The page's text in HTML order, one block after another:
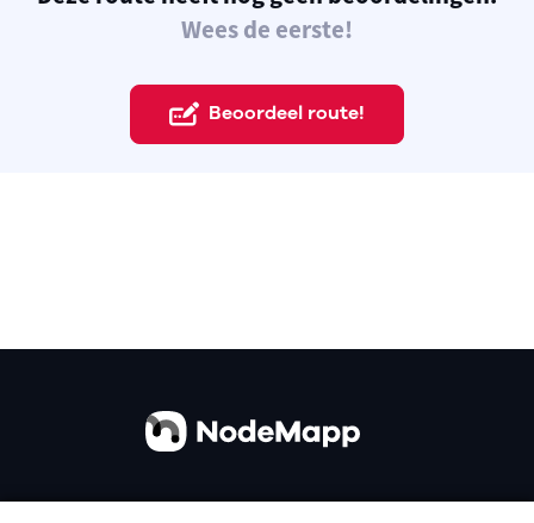
Wees de eerste!
Beoordeel route!